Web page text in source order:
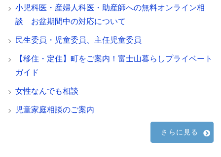
小児科医・産婦人科医・助産師への無料オンライン相
談 お盆期間中の対応について
民生委員・児童委員、主任児童委員
【移住・定住】町をご案内！富士山暮らしプライベート
ガイド
女性なんでも相談
児童家庭相談のご案内
さらに見る